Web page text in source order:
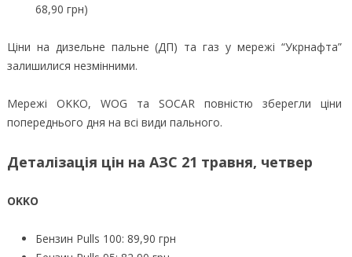
68,90 грн)
Ціни на дизельне пальне (ДП) та газ у мережі “Укрнафта”
залишилися незмінними.
Мережі OKKO, WOG та SOCAR повністю зберегли ціни
попереднього дня на всі види пального.
Деталізація цін на АЗС 21 травня, четвер
OKKO
Бензин Pulls 100: 89,90 грн